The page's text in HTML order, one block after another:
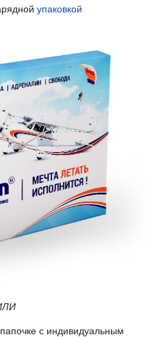
упаковкой
с индивидуальным